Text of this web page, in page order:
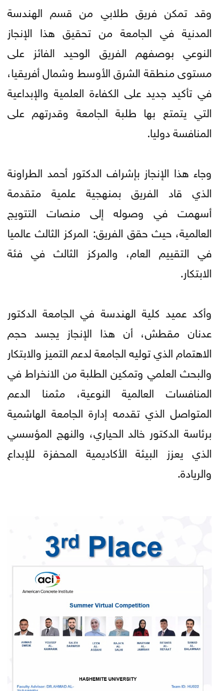
وقد تمكن فريق طلابي من قسم الهندسة
المدنية في الجامعة من تحقيق هذا الإنجاز
النوعي بوصفهم الفريق الوحيد الفائز على
مستوى منطقة الشرق الأوسط وشمال أفريقيا،
في تأكيد جديد على الكفاءة العلمية والإبداعية
التي يتمتع بها طلبة الجامعة وقدرتهم على
المنافسة دوليا.
وجاء هذا الإنجاز بإشراف الدكتور أحمد الطراونة
الذي قاد الفريق بمنهجية علمية متقدمة
أسهمت في وصوله إلى منصات التتويج
العالمية، حيث حقق الفريق: المركز الثالث عالميا
في التقييم العام، والمركز الثالث في فئة
الابتكار.
وأكد عميد كلية الهندسة في الجامعة الدكتور
عدنان مقطش، أن هذا الإنجاز يجسد حجم
الاهتمام الذي توليه الجامعة لدعم التميز والابتكار
والبحث العلمي وتمكين الطلبة من الانخراط في
المنافسات العالمية النوعية، مثمنا الدعم
المتواصل الذي تقدمه إدارة الجامعة الهاشمية
برئاسة الدكتور خالد الحياري، والنهج المؤسسي
الذي يعزز البيئة الأكاديمية المحفزة للإبداع
والريادة.